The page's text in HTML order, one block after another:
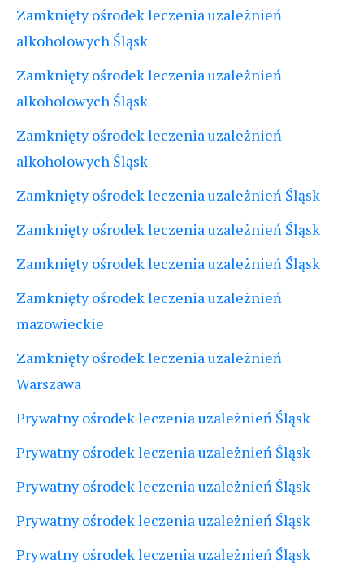
Zamknięty ośrodek leczenia uzależnień
alkoholowych Śląsk
Zamknięty ośrodek leczenia uzależnień
alkoholowych Śląsk
Zamknięty ośrodek leczenia uzależnień
alkoholowych Śląsk
Zamknięty ośrodek leczenia uzależnień Śląsk
Zamknięty ośrodek leczenia uzależnień Śląsk
Zamknięty ośrodek leczenia uzależnień Śląsk
Zamknięty ośrodek leczenia uzależnień
mazowieckie
Zamknięty ośrodek leczenia uzależnień
Warszawa
Prywatny ośrodek leczenia uzależnień Śląsk
Prywatny ośrodek leczenia uzależnień Śląsk
Prywatny ośrodek leczenia uzależnień Śląsk
Prywatny ośrodek leczenia uzależnień Śląsk
Prywatny ośrodek leczenia uzależnień Śląsk